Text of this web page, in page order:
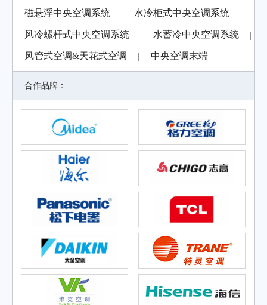
水冷螺杆式中央空调系统
离心式中央空调系统
磁悬浮中央空调系统
水冷柜式中央空调系统
风冷螺杆式中央空调系统
风管式空调&天花式空调
常见问题
联系我们
联系方式
在线留言
磁悬浮中央空调系统 水冷柜式中央空调系统
风冷螺杆式中央空调系统 水蓄冷中央空调系统
风管式空调&天花式空调 中央空调末端
合作品牌：